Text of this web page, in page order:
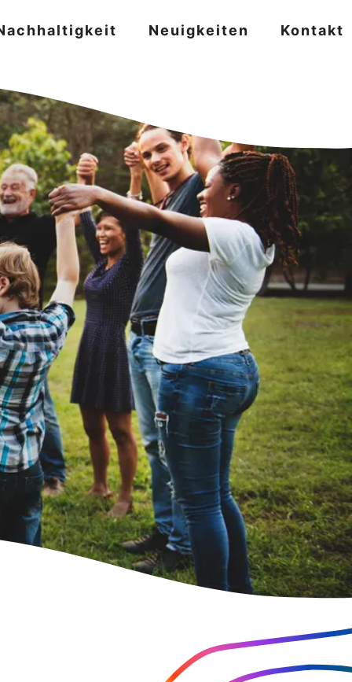
Neuigkeiten Kontakt